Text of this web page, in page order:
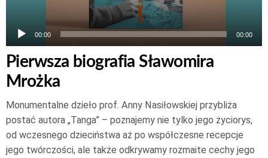
00:00 00:00
Pierwsza biografia Sławomira
Mrożka
Monumentalne dzieło prof. Anny Nasiłowskiej przybliża
postać autora „Tanga” – poznajemy nie tylko jego życiorys,
od wczesnego dzieciństwa aż po współczesne recepcje
jego twórczości, ale także odkrywamy rozmaite cechy jego